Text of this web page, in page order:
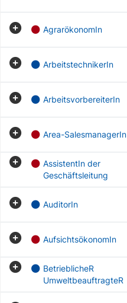
AgrarökonomIn
ArbeitstechnikerIn
ArbeitsvorbereiterIn
Area-SalesmanagerIn
AssistentIn der
Geschäftsleitung
AuditorIn
AufsichtsökonomIn
BetrieblicheR
UmweltbeauftragteR